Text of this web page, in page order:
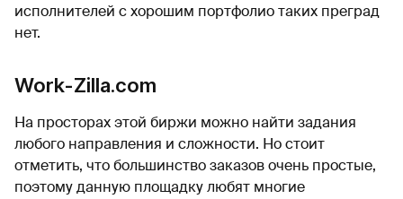
исполнителей с хорошим портфолио таких преград
нет.
Work-Zilla.com
На просторах этой биржи можно найти задания
любого направления и сложности. Но стоит
отметить, что большинство заказов очень простые,
поэтому данную площадку любят многие